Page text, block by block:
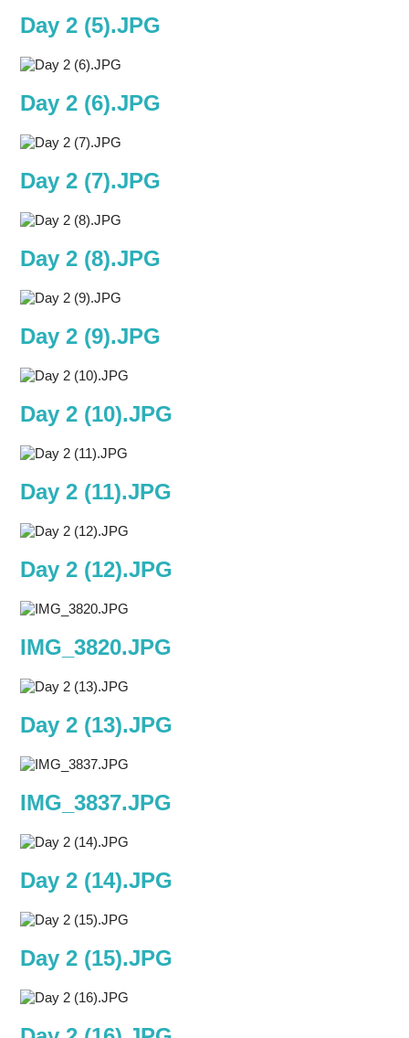
Day 2 (5).JPG
Day 2 (6).JPG
Day 2 (7).JPG
Day 2 (8).JPG
Day 2 (9).JPG
Day 2 (10).JPG
Day 2 (11).JPG
Day 2 (12).JPG
IMG_3820.JPG
Day 2 (13).JPG
IMG_3837.JPG
Day 2 (14).JPG
Day 2 (15).JPG